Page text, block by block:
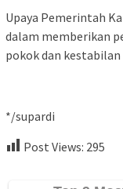
Upaya Pemerintah
dalam memberikan
pokok dan
*/supardi
Post Views: 295